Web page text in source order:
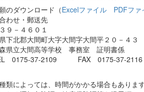
ダウンロード（Excelファイル PDFファ
せ・郵送先
４６０１
大間町大字大間字大間平２０－４３
間高等学校 事務室 証明書係
37-2109 FAX 0175-37-2116
類によっては、時間がかかる場合もありま